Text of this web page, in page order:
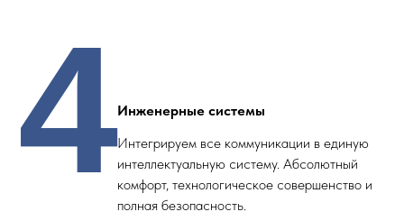
Инженерные системы
Интегрируем все коммуникации в единую
интеллектуальную систему. Абсолютный
комфорт, технологическое совершенство и
полная безопасность.
4